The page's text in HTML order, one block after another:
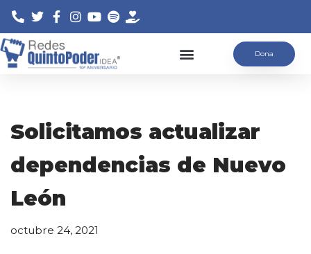
Saltar
al
Dona
Solicitamos actualizar
dependencias de Nuevo
León
octubre 24, 2021